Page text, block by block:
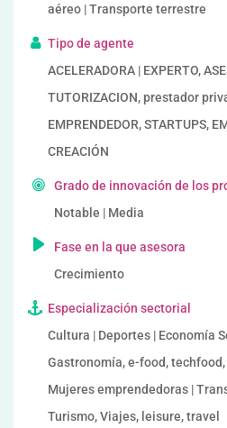
aéreo | Transporte terrestre
Tipo de agente
ACELERADORA | EXPERTO,
TUTORIZACION, prestador
EMPRENDEDOR, STARTUPS,
CREACIÓN
Grado de innovación de los
Notable | Media
Fase en la que asesora
Crecimiento
Especialización sectorial
Cultura | Deportes | Economía
Gastronomía, e-food,
Mujeres emprendedoras |
Turismo, Viajes, leisure, travel